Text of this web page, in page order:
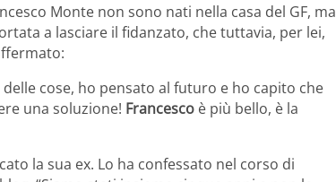
Monte non sono nati nella casa del GF, ma
a lasciare il fidanzato, che tuttavia, per lei,
cose, ho pensato al futuro e ho capito che
una soluzione! Francesco è più bello, è la
la sua ex. Lo ha confessato nel corso di